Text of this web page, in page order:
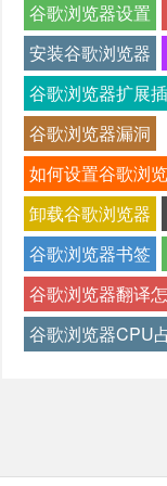
谷歌浏览器设置
安装谷歌浏览器
谷歌浏览器扩展
谷歌浏览器漏洞
如何设置谷歌浏
卸载谷歌浏览器
谷歌浏览器书签
谷歌浏览器翻译
谷歌浏览器CPU